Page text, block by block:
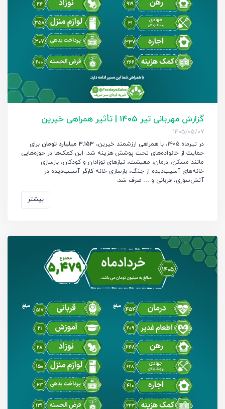
گزارش مهربانی تیر 1405 | تأثیر همراهی خیرین
1405/05/07
در تیرماه ۱۴۰۵، با همراهی ارزشمند خیرین،
۳.۱۵۳ میلیارد تومان
برای
حمایت از خانواده‌های تحت پوشش هزینه شد. این کمک‌ها در حوزه‌هایی
مانند مسکن، درمان، معیشت، نیازهای نوزادان و کودکان، بازسازی
خانه‌های آسیب‌دیده از جنگ، بازسازی خانه کارگر آسیب‌دیده در
آتش‌سوزی، قربانی و … صرف شد.
بیشتر